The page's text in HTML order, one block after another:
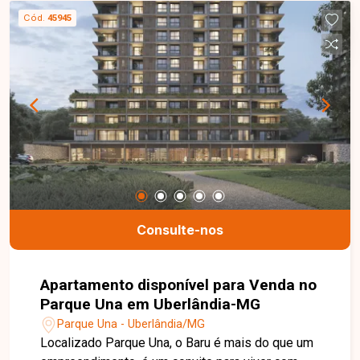
sala ampla, 3 quartos sendo 1 suíte, banheiro
social, cozinha funcional, área de serviço, varanda
e 2 vagas de garagem, garantindo conforto e
praticidade no dia a dia. O condomínio oferece
estrutura moderna com academia, coworking,
bicicletário e sala kids, ideal para quem busca
comodidade e lazer sem sair de casa. Aproveite
esta oportunidade única de morar ou investir em
uma localização privilegiada, com alto potencial
de valorização. Entre em contato e garanta já o
seu!
Cód. 45945
Consulte-nos
Apartamento disponível para Venda no
Parque Una em Uberlândia-MG
Parque Una - Uberlândia/MG
Localizado Parque Una, o Baru é mais do que um